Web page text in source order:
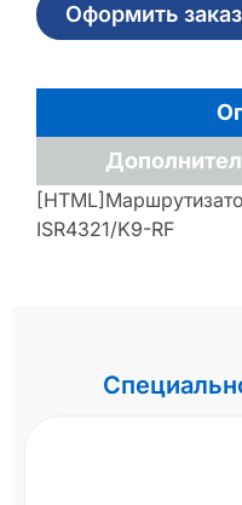
Оформить заказ
ISR4321/K9-RF